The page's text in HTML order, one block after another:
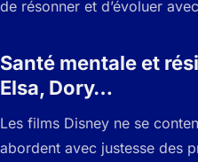
de résonner et d’évoluer
Santé mentale et
Elsa, Dory…
Les films Disney ne se
abordent avec justesse des